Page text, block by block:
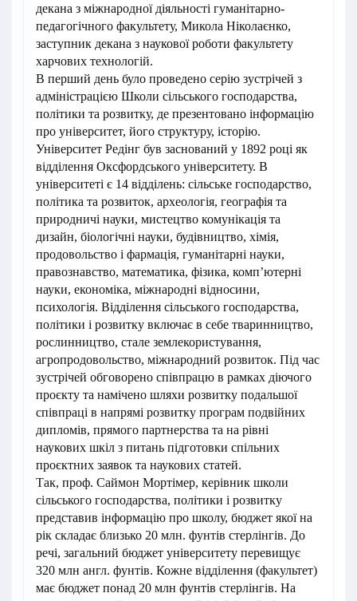
декана з міжнародної діяльності гуманітарно-
педагогічного факультету, Микола Ніколаєнко,
заступник декана з наукової роботи факультету
харчових технологій.
В перший день було проведено серію зустрічей з
адміністрацією Школи сільського господарства,
політики та розвитку, де презентовано інформацію
про університет, його структуру, історію.
Університет Редінг був заснований у 1892 році як
відділення Оксфордського університету. В
університеті є 14 відділень: сільське господарство,
політика та розвиток, археологія, географія та
природничі науки, мистецтво комунікація та
дизайн, біологічні науки, будівництво, хімія,
продовольство і фармація, гуманітарні науки,
правознавство, математика, фізика, комп’ютерні
науки, економіка, міжнародні відносини,
психологія. Відділення сільського господарства,
політики і розвитку включає в себе тваринництво,
рослинництво, стале землекористування,
агропродовольство, міжнародний розвиток. Під час
зустрічей обговорено співпрацю в рамках діючого
проєкту та намічено шляхи розвитку подальшої
співпраці в напрямі розвитку програм подвійних
дипломів, прямого партнерства та на рівні
наукових шкіл з питань підготовки спільних
проєктних заявок та наукових статей.
Так, проф. Саймон Мортімер, керівник школи
сільського господарства, політики і розвитку
представив інформацію про школу, бюджет якої на
рік складає близько 20 млн. фунтів стерлінгів. До
речі, загальний бюджет університету перевищує
320 млн англ. фунтів. Кожне відділення (факультет)
має бюджет понад 20 млн фунтів стерлінгів. На